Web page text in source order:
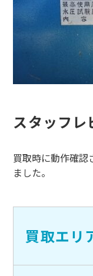
スタッフレ
買取時に動作確認
ました。
買取エリ